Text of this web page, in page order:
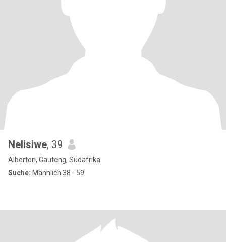
Nelisiwe, 39
Alberton, Gauteng, Südafrika
Suche: Männlich 38 - 59